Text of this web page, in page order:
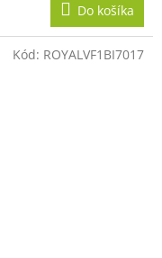
Do košíka
Kód: ROYALVF1BI7017